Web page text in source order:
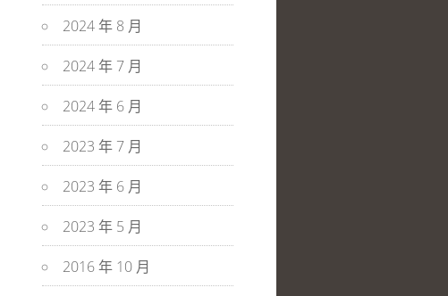
2024 年 8 月
2024 年 7 月
2024 年 6 月
2023 年 7 月
2023 年 6 月
2023 年 5 月
2016 年 10 月